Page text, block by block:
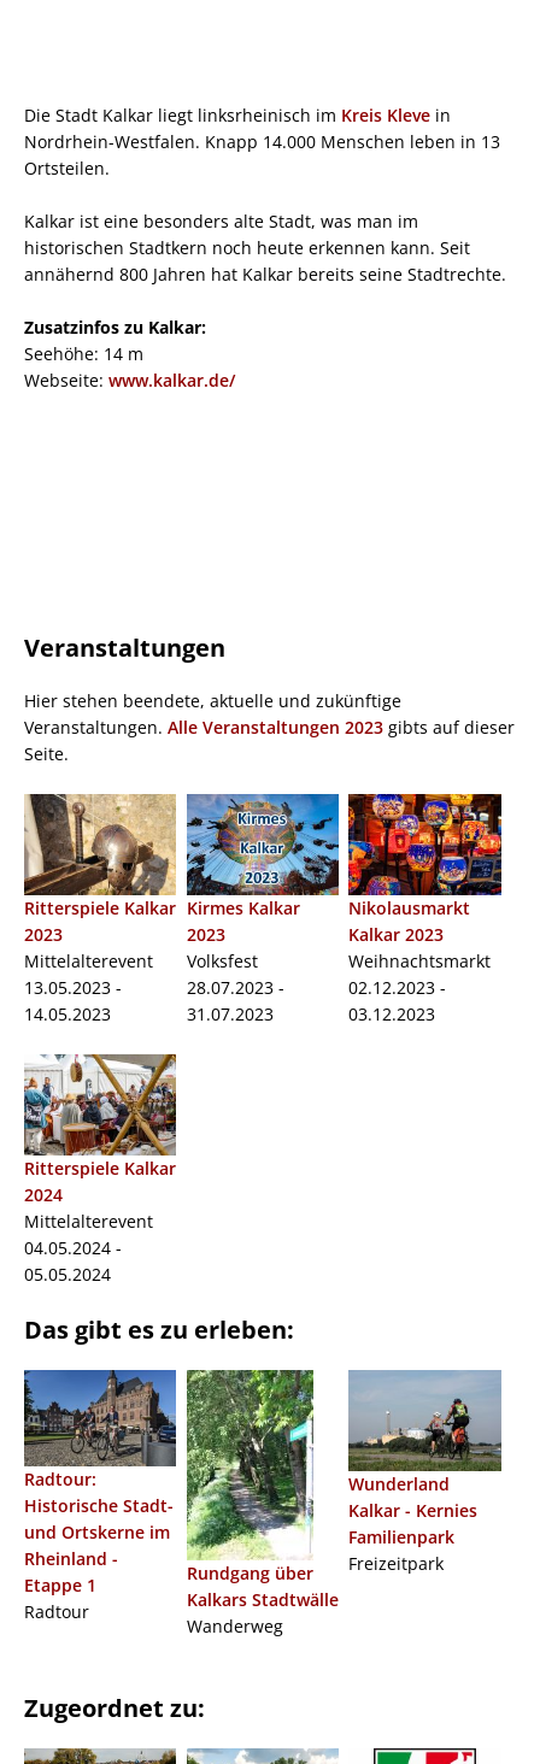
Die Stadt Kalkar liegt linksrheinisch im Kreis Kleve in
Nordrhein-Westfalen. Knapp 14.000 Menschen leben in 13
Ortsteilen.
Kalkar ist eine besonders alte Stadt, was man im
historischen Stadtkern noch heute erkennen kann. Seit
annähernd 800 Jahren hat Kalkar bereits seine Stadtrechte.
Zusatzinfos zu Kalkar:
Seehöhe: 14 m
Webseite: www.kalkar.de/
Veranstaltungen
Hier stehen beendete, aktuelle und zukünftige
Veranstaltungen. Alle Veranstaltungen 2023 gibts auf dieser
Seite.
Ritterspiele Kalkar
2023
Mittelalterevent
13.05.2023 -
14.05.2023
Ritterspiele Kalkar
2024
Mittelalterevent
04.05.2024 -
05.05.2024
Kirmes Kalkar
2023
Volksfest
28.07.2023 -
31.07.2023
Nikolausmarkt
Kalkar 2023
Weihnachtsmarkt
02.12.2023 -
03.12.2023
Das gibt es zu erleben:
Radtour:
Historische Stadt-
und Ortskerne im
Rheinland -
Etappe 1
Radtour
Rundgang über
Kalkars Stadtwälle
Wanderweg
Wunderland
Kalkar - Kernies
Familienpark
Freizeitpark
Zugeordnet zu: